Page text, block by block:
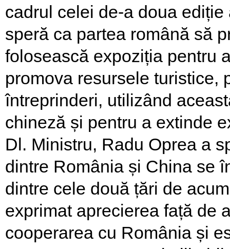
cadrul celei de-a doua
speră ca partea română să
folosească expoziția pentru
promova resursele turistice,
întreprinderi, utilizând
chineză și pentru a extinde
Dl. Ministru, Radu Oprea a
dintre România și China se
dintre cele două țări de
exprimat aprecierea față de
cooperarea cu România și